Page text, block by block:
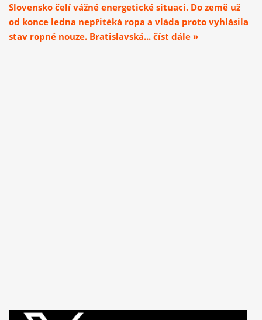
Slovensko čelí vážné energetické situaci. Do země už
od konce ledna nepřitéká ropa a vláda proto vyhlásila
stav ropné nouze. Bratislavská... číst dále »